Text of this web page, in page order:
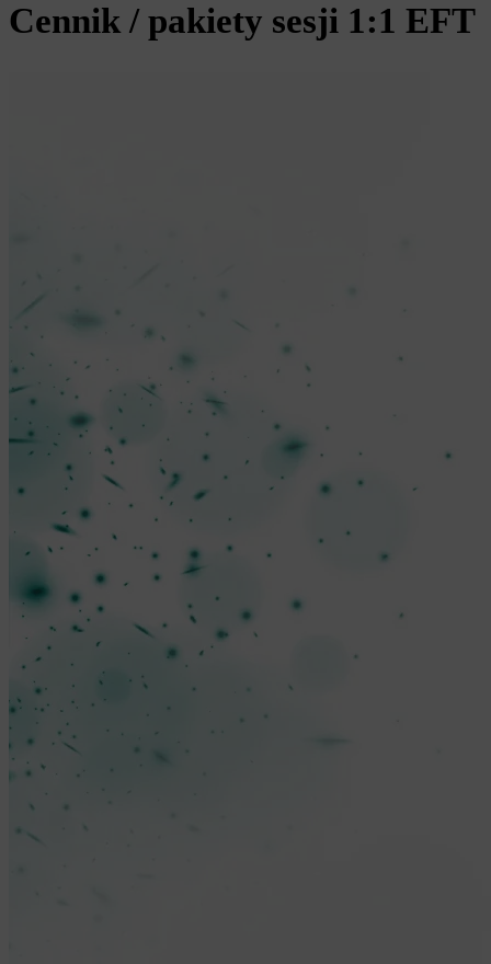
Cennik / pakiety sesji 1:1 EFT